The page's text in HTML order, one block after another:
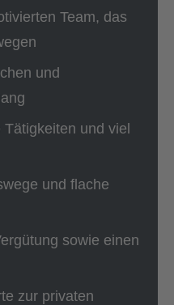
Team, das
und
und viel
und flache
sowie einen
zur privaten